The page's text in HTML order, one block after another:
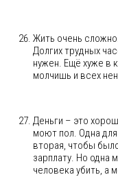
Жить очень
Долгих трудных
нужен. Ещё хуже в
молчишь и всех
Деньги – это
моют пол. Одна для
вторая, чтобы
зарплату. Но одна
человека убить, а